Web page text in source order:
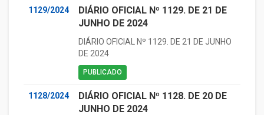
1129/2024
DIÁRIO OFICIAL Nº 1129. DE 21 DE
JUNHO DE 2024
DIÁRIO OFICIAL Nº 1129. DE 21 DE JUNHO
DE 2024
PUBLICADO
1128/2024
DIÁRIO OFICIAL Nº 1128. DE 20 DE
JUNHO DE 2024